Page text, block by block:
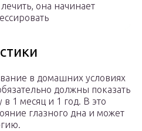
она начинает
в домашних условиях
должны показать
1 месяц и 1 год. В это
глазного дна и может